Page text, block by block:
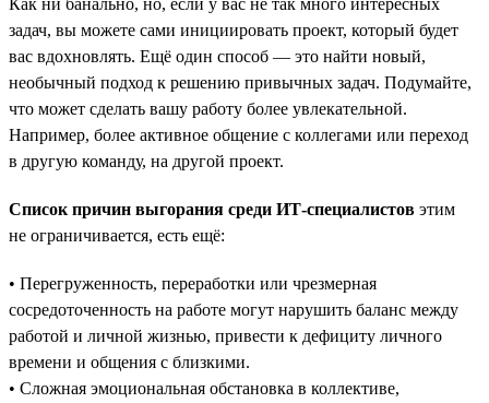
задач, вы можете сами инициировать проект, который будет
вас вдохновлять. Ещё один способ — это найти новый,
необычный подход к решению привычных задач. Подумайте,
что может сделать вашу работу более увлекательной.
Например, более активное общение с коллегами или переход
в другую команду, на другой проект.
Список причин выгорания среди ИТ-специалистов этим
не ограничивается, есть ещё:
• Перегруженность, переработки или чрезмерная
сосредоточенность на работе могут нарушить баланс между
работой и личной жизнью, привести к дефициту личного
времени и общения с близкими.
• Сложная эмоциональная обстановка в коллективе,